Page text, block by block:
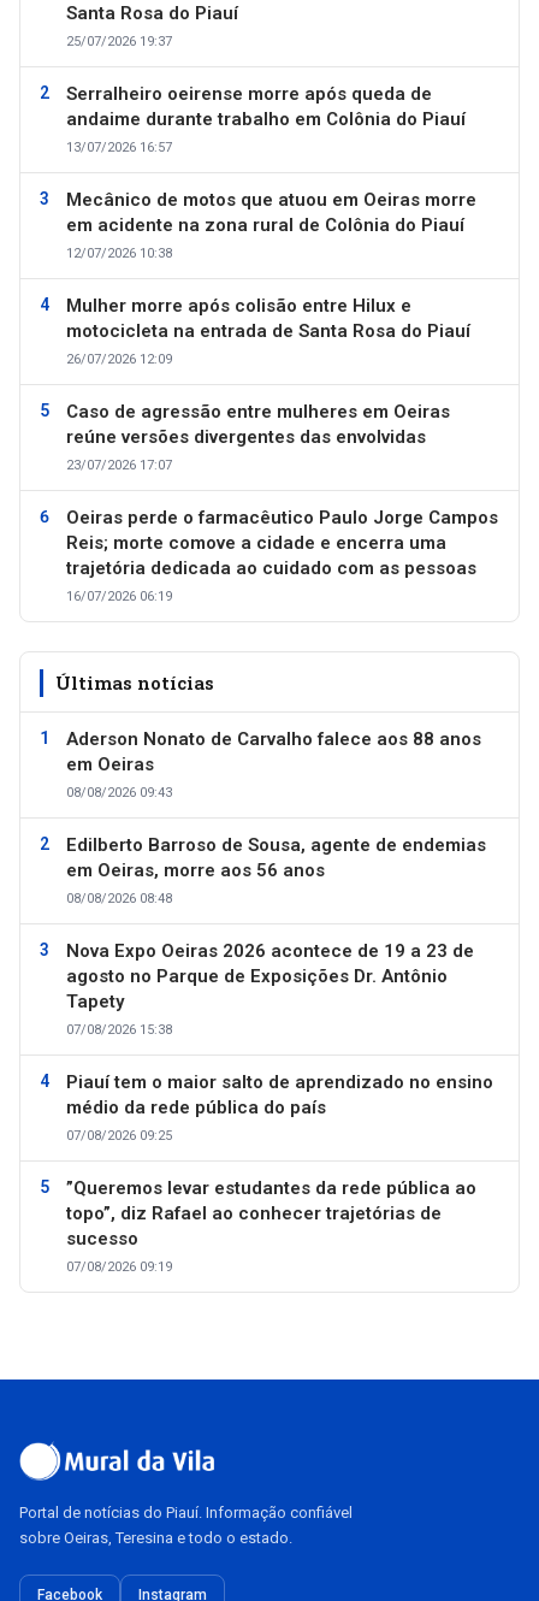
Santa Rosa do Piauí
25/07/2026 19:37
Serralheiro oeirense morre após queda de
andaime durante trabalho em Colônia do Piauí
13/07/2026 16:57
Mecânico de motos que atuou em Oeiras morre
em acidente na zona rural de Colônia do Piauí
12/07/2026 10:38
Mulher morre após colisão entre Hilux e
motocicleta na entrada de Santa Rosa do Piauí
26/07/2026 12:09
Caso de agressão entre mulheres em Oeiras
reúne versões divergentes das envolvidas
23/07/2026 17:07
Oeiras perde o farmacêutico Paulo Jorge Campos
Reis; morte comove a cidade e encerra uma
trajetória dedicada ao cuidado com as pessoas
16/07/2026 06:19
Últimas notícias
Aderson Nonato de Carvalho falece aos 88 anos
em Oeiras
08/08/2026 09:43
Edilberto Barroso de Sousa, agente de endemias
em Oeiras, morre aos 56 anos
08/08/2026 08:48
Nova Expo Oeiras 2026 acontece de 19 a 23 de
agosto no Parque de Exposições Dr. Antônio
Tapety
07/08/2026 15:38
Piauí tem o maior salto de aprendizado no ensino
médio da rede pública do país
07/08/2026 09:25
”Queremos levar estudantes da rede pública ao
topo”, diz Rafael ao conhecer trajetórias de
sucesso
07/08/2026 09:19
Portal de notícias do Piauí. Informação confiável
sobre Oeiras, Teresina e todo o estado.
Facebook Instagram